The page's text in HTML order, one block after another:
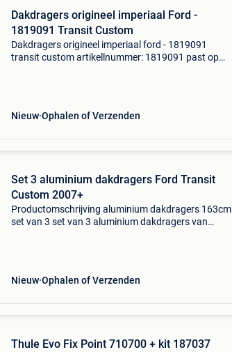
Dakdragers origineel imperiaal Ford -
1819091 Transit Custom
Dakdragers origineel imperiaal ford - 1819091
transit custom artikellnummer: 1819091 past op
Nieuw Ophalen of Verzenden
Set 3 aluminium dakdragers Ford Transit
Custom 2007+
Productomschrijving aluminium dakdragers 163cm
set van 3 set van 3 aluminium dakdragers van
Nieuw Ophalen of Verzenden
Thule Evo Fix Point 710700 + kit 187037